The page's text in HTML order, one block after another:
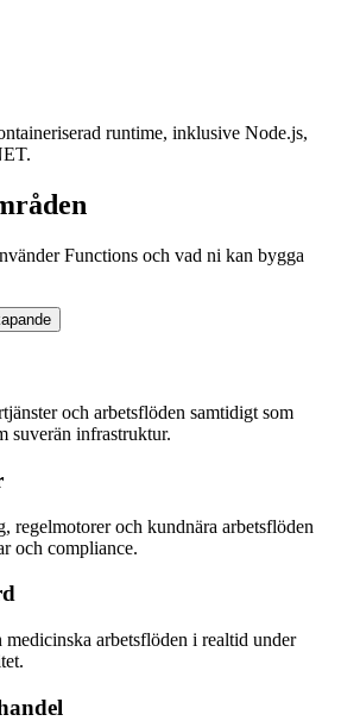
runtime, inklusive Node.js,
Functions och vad ni kan bygga
och arbetsflöden samtidigt som
suverän infrastruktur.
regelmotorer och kundnära arbetsflöden
och compliance.
medicinska arbetsflöden i realtid under